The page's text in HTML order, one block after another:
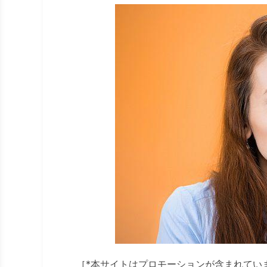
［*本サイトはプロモーションが含まれてい